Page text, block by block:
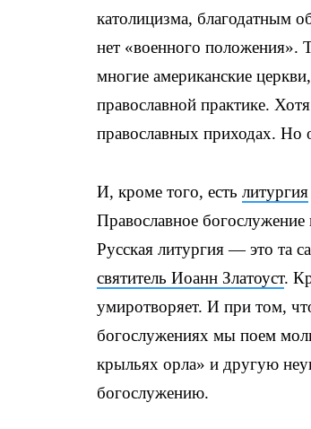
католицизма, благодатным
нет «военного положения».
многие американские
православной практике.
православных приходах. Но
И, кроме того, есть литургия
Православное
Русская литургия — это та
святитель Иоанн Златоуст.
умиротворяет. И при том,
богослужениях мы поем
крыльях орла» и другую
богослужению.